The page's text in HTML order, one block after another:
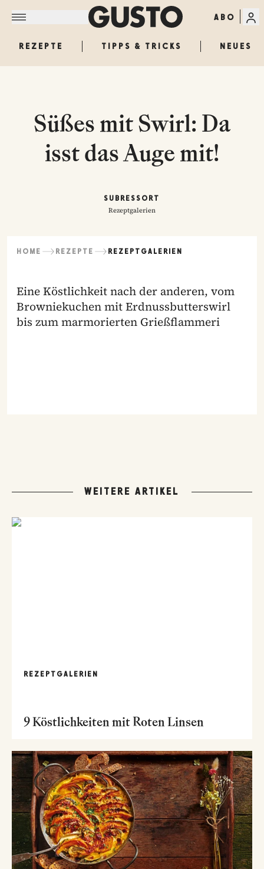
ABO
REZEPTE TIPPS & TRICKS NEUES
Süßes mit Swirl: Da
isst das Auge mit!
SUBRESSORT
Rezeptgalerien
HOME REZEPTE REZEPTGALERIEN
Eine Köstlichkeit nach der anderen, vom
Browniekuchen mit Erdnussbutterswirl
bis zum marmorierten Grießflammeri
WEITERE ARTIKEL
REZEPTGALERIEN
9 Köstlichkeiten mit Roten Linsen